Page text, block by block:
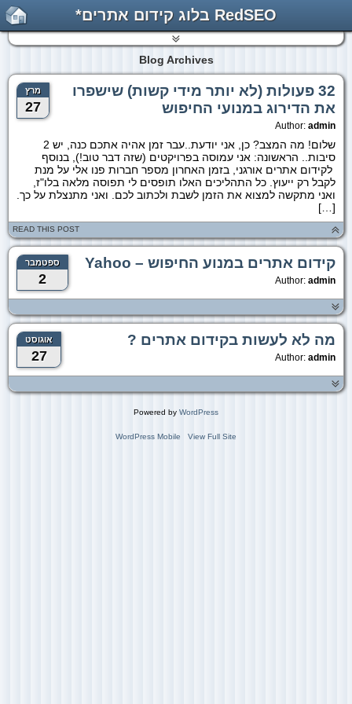
RedSEO בלוג קידום אתרים*
Blog Archives
מרץ
27
32 פעולות (לא יותר מידי קשות) שישפרו
את הדירוג במנועי החיפוש
Author: admin
שלום! מה המצב? כן, אני יודעת..עבר זמן אהיה אתכם כנה, יש 2
סיבות.. הראשונה: אני עמוסה בפרויקטים (שזה דבר טוב!), בנוסף
לקידום אתרים אורגני, בזמן האחרון מספר חברות פנו אלי על מנת
לקבל רק ייעוץ. כל התהליכים האלו תופסים לי תפוסה מלאה בלו"ז,
ואני מתקשה למצוא את הזמן לשבת ולכתוב לכם. ואני מתנצלת על כך.
[…]
READ THIS POST
ספטמבר
2
קידום אתרים במנוע החיפוש – Yahoo
Author: admin
אוגוסט
27
מה לא לעשות בקידום אתרים ?
Author: admin
Powered by WordPress
WordPress Mobile View Full Site